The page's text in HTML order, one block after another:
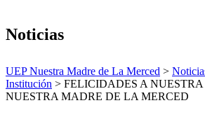
Noticias
UEP Nuestra Madre de La Merced >
Institución > FELICIDADES A NUESTRA
NUESTRA MADRE DE LA MERCED